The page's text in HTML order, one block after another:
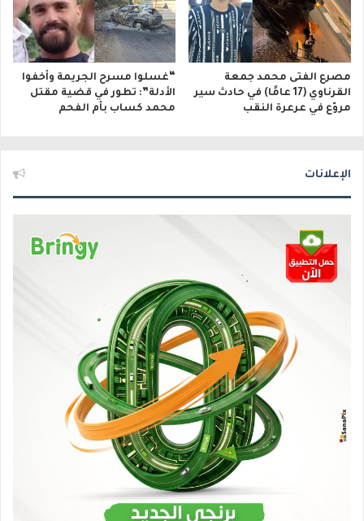
مصرع الفتى محمد جمعة
القرناوي (17 عامًا) في حادث سير
مروّع في عرعرة النقب
“غسلوا مسرح الجريمة وأخفوا
الأدلة”: تطور في قضية مقتل
محمد كساب بأم الفحم
الإعلانات